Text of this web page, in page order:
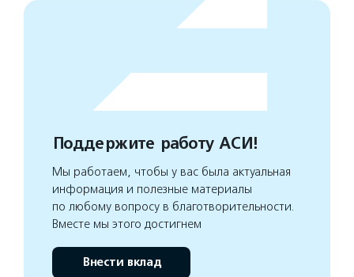
Поддержите работу АСИ!
Мы работаем, чтобы у вас была актуальная
информация и полезные материалы
по любому вопросу в благотворительности.
Вместе мы этого достигнем
Внести вклад